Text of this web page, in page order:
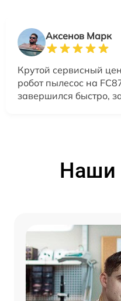
Аксенов Марк
Крутой сервисный
робот пылесос на
завершился быстро,
Наши